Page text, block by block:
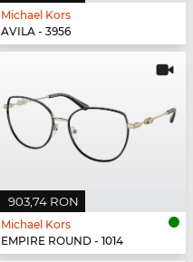
Michael Kors
AVILA - 3956
903,74 RON
Michael Kors
EMPIRE ROUND - 1014